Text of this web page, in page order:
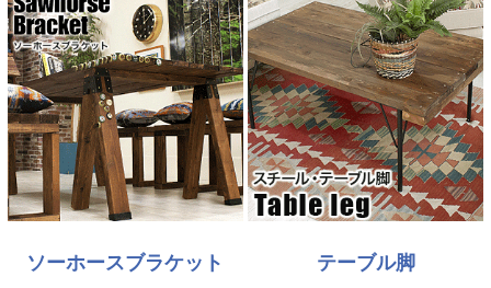
ソーホースブラケット テーブル脚